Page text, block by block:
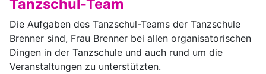
Tanzschul-Team
Die Aufgaben des Tanzschul-Teams der Tanzschule
Brenner sind, Frau Brenner bei allen organisatorischen
Dingen in der Tanzschule und auch rund um die
Veranstaltungen zu unterstützten.